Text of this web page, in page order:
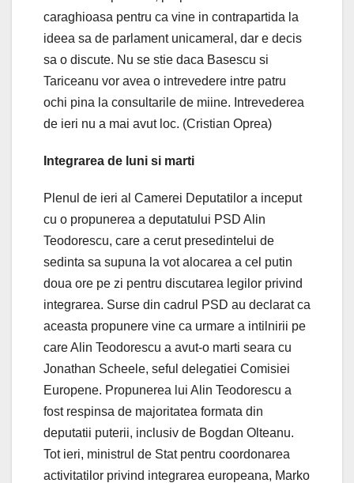
caraghioasa pentru ca vine in contrapartida la
ideea sa de parlament unicameral, dar e decis
sa o discute. Nu se stie daca Basescu si
Tariceanu vor avea o intrevedere intre patru
ochi pina la consultarile de miine. Intrevederea
de ieri nu a mai avut loc. (Cristian Oprea)
Integrarea de luni si marti
Plenul de ieri al Camerei Deputatilor a inceput
cu o propunerea a deputatului PSD Alin
Teodorescu, care a cerut presedintelui de
sedinta sa supuna la vot alocarea a cel putin
doua ore pe zi pentru discutarea legilor privind
integrarea. Surse din cadrul PSD au declarat ca
aceasta propunere vine ca urmare a intilnirii pe
care Alin Teodorescu a avut-o marti seara cu
Jonathan Scheele, seful delegatiei Comisiei
Europene. Propunerea lui Alin Teodorescu a
fost respinsa de majoritatea formata din
deputatii puterii, inclusiv de Bogdan Olteanu.
Tot ieri, ministrul de Stat pentru coordonarea
activitatilor privind integrarea europeana, Marko